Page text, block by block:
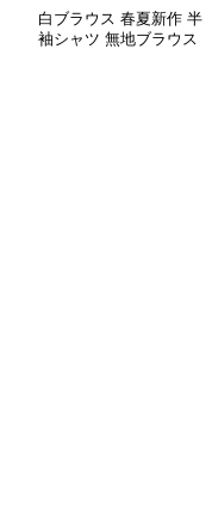
白ブラウス 春夏新作 半
袖シャツ 無地ブラウス